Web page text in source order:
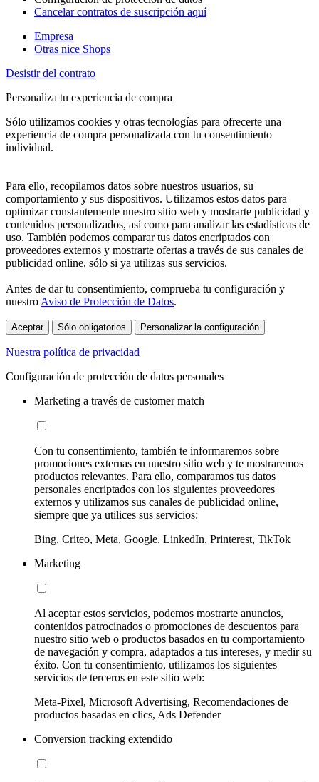
Cancelar contratos de suscripción aquí
Empresa
Otras nice Shops
Desistir del contrato
Personaliza tu experiencia de compra
Sólo utilizamos cookies y otras tecnologías para ofrecerte una
experiencia de compra personalizada con tu consentimiento
individual.
Para ello, recopilamos datos sobre nuestros usuarios, su
comportamiento y sus dispositivos. Utilizamos estos datos para
optimizar constantemente nuestro sitio web y mostrarte publicidad y
contenidos personalizados, así como para analizar las estadísticas de
uso. También podemos comparar tus datos encriptados con
proveedores externos y mostrarte ofertas a través de sus canales de
publicidad online, sólo si ya utilizas sus servicios.
Antes de dar tu consentimiento, comprueba tu configuración y
nuestroAviso de Protección de Datos.
Aceptar Sólo obligatorios Personalizar la configuración
Nuestra política de privacidad
Configuración de protección de datos personales
Marketing a través de customer match
Con tu consentimiento, también te informaremos sobre
promociones externas en nuestro sitio web y te mostraremos
productos relevantes. Para ello, comparamos tus datos
personales encriptados con los siguientes proveedores
externos y utilizamos sus canales de publicidad online,
siempre que ya utilices sus servicios:
Bing, Criteo, Meta, Google, LinkedIn, Printerest, TikTok
Marketing
Al aceptar estos servicios, podemos mostrarte anuncios,
contenidos patrocinados o promociones de descuentos para
nuestro sitio web o productos basados en tu comportamiento
de navegación y compra, adaptados a tus intereses, y medir su
éxito. Con tu consentimiento, utilizamos los siguientes
servicios de terceros en este sitio web:
Meta-Pixel, Microsoft Advertising, Recomendaciones de
productos basadas en clics, Ads Defender
Conversion tracking extendido